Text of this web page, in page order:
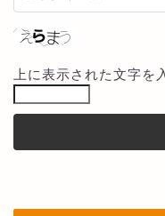
上に表示された文字を